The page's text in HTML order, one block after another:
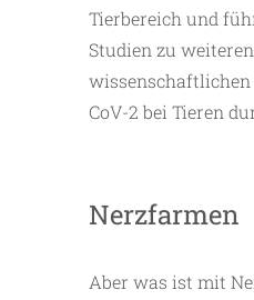
Tierbereich und
Studien zu weiteren
wissenschaftlichen
CoV-2 bei Tieren
Nerzfarmen
Aber was ist mit